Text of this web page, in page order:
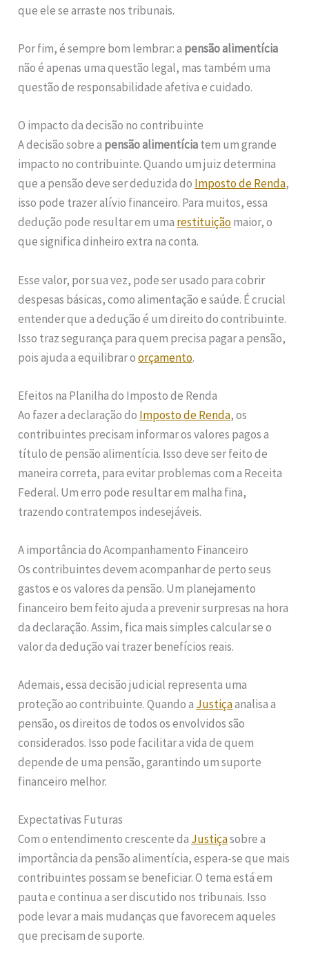
que ele se arraste nos tribunais.
Por fim, é sempre bom lembrar: a pensão alimentícia
não é apenas uma questão legal, mas também uma
questão de responsabilidade afetiva e cuidado.
O impacto da decisão no contribuinte
A decisão sobre a pensão alimentíciatem um grande
impacto no contribuinte. Quando um juiz determina
que a pensão deve ser deduzida do Imposto de Renda,
isso pode trazer alívio financeiro. Para muitos, essa
dedução pode resultar em uma restituiçãomaior, o
que significa dinheiro extra na conta.
Esse valor, por sua vez, pode ser usado para cobrir
despesas básicas, como alimentação e saúde. É crucial
entender que a dedução é um direito do contribuinte.
Isso traz segurança para quem precisa pagar a pensão,
pois ajuda a equilibrar oorçamento.
Efeitos na Planilha do Imposto de Renda
Ao fazer a declaração do Imposto de Renda, os
contribuintes precisam informar os valores pagos a
título de pensão alimentícia. Isso deve ser feito de
maneira correta, para evitar problemas com a Receita
Federal. Um erro pode resultar em malha fina,
trazendo contratempos indesejáveis.
A importância do Acompanhamento Financeiro
Os contribuintes devem acompanhar de perto seus
gastos e os valores da pensão. Um planejamento
financeiro bem feito ajuda a prevenir surpresas na hora
da declaração. Assim, fica mais simples calcular se o
valor da dedução vai trazer benefícios reais.
Ademais, essa decisão judicial representa uma
proteção ao contribuinte. Quando a Justiçaanalisa a
pensão, os direitos de todos os envolvidos são
considerados. Isso pode facilitar a vida de quem
depende de uma pensão, garantindo um suporte
financeiro melhor.
Expectativas Futuras
Com o entendimento crescente da Justiçasobre a
importância da pensão alimentícia, espera-se que mais
contribuintes possam se beneficiar. O tema está em
pauta e continua a ser discutido nos tribunais. Isso
pode levar a mais mudanças que favorecem aqueles
que precisam de suporte.